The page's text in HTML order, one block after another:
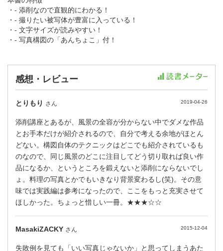
・- 添削なので直観的にわかる！
・- 撮りたい被写体が豊富に入っている！
・- 文字サイズが読みやすい！
・- 写真構図の「あんちょこ」付！
感想・レビュー
とりもり さん 2019-04-26
添削講座とあるが、風景の全容が分からない中でダメな作品
とお手本だけが紹介されるので、自分で考える余地がほとん
どない。構図自体のテクニックはどこでも紹介されているも
のなので、同じ風景のどこに注目してどう切り取れば良い作
品になるか、というところを鍛えないと添削にならないでし
ょ。料理の写真とかでもいきなり背景変わるし(笑)。その意
味では実践編は参考になったので、ここをもっと充実させて
ほしかった。ちょっと惜しい一冊。★★★☆☆
MasakiZACKY さん 2015-12-04
失敗例を見ても「いい写真じゃないか」と思ってしまうあた